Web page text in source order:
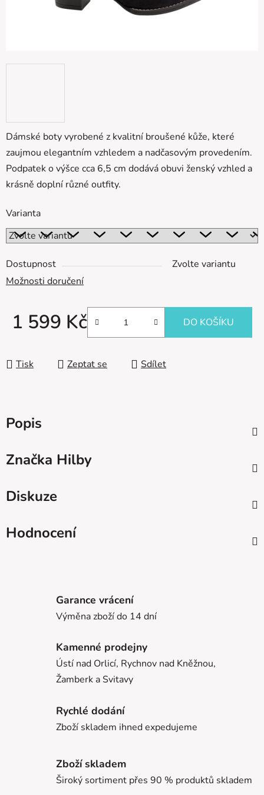
Dámské boty vyrobené z kvalitní broušené kůže, které
zaujmou elegantním vzhledem a nadčasovým provedením.
Podpatek o výšce cca 6,5 cm dodává obuvi ženský vzhled a
krásně doplní různé outfity.
Varianta
Dostupnost
Zvolte variantu
Možnosti doručení
1 599 Kč DO KOŠÍKU
Tisk Zeptat se Sdílet
Popis
Značka Hilby
Diskuze
Hodnocení
Garance vrácení
Výměna zboží do 14 dní
Kamenné prodejny
Ústí nad Orlicí, Rychnov nad Kněžnou,
Žamberk a Svitavy
Rychlé dodání
Zboží skladem ihned expedujeme
Zboží skladem
Široký sortiment přes 90 % produktů skladem